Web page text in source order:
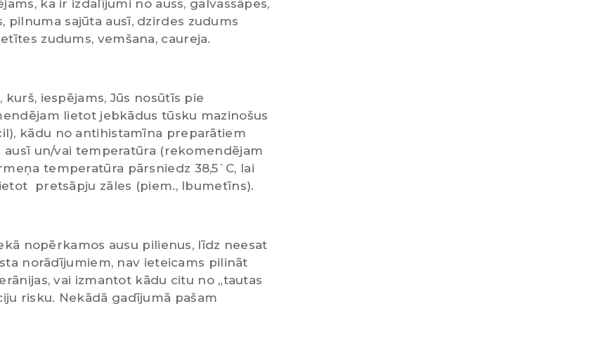
ka ir izdalījumi no auss, galvassāpes,
sajūta ausī, dzirdes zudums
zudums, vemšana, caureja.
iespējams, Jūs nosūtīs pie
lietot jebkādus tūsku mazinošus
kādu no antihistamīna preparātiem
ausī un/vai temperatūra (rekomendējam
temperatūra pārsniedz 38,5`C, lai
pretsāpju zāles (piem., Ibumetīns).
nopērkamos ausu pilienus, līdz neesat
norādījumiem, nav ieteicams pilināt
vai izmantot kādu citu no „tautas
risku. Nekādā gadījumā pašam